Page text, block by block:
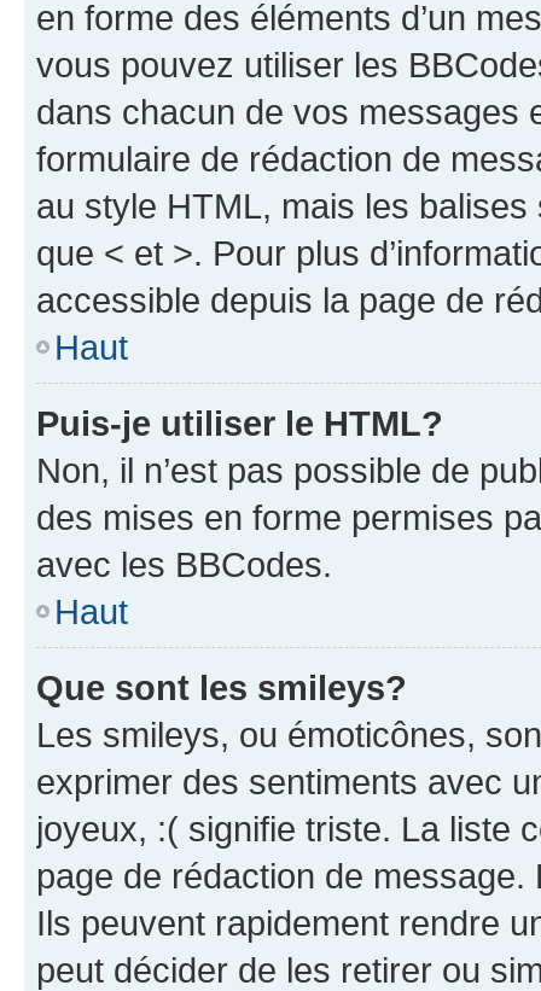
en forme des éléments d’un
vous pouvez utiliser les
dans chacun de vos messages
formulaire de rédaction de
au style HTML, mais les
que < et >. Pour plus
accessible depuis la page de
Haut
Puis-je utiliser le HTML?
Non, il n’est pas possible de
des mises en forme permises
avec les BBCodes.
Haut
Que sont les smileys?
Les smileys, ou émoticônes,
exprimer des sentiments avec
joyeux, :( signifie triste. La liste
page de rédaction de
Ils peuvent rapidement rendre
peut décider de les retirer ou